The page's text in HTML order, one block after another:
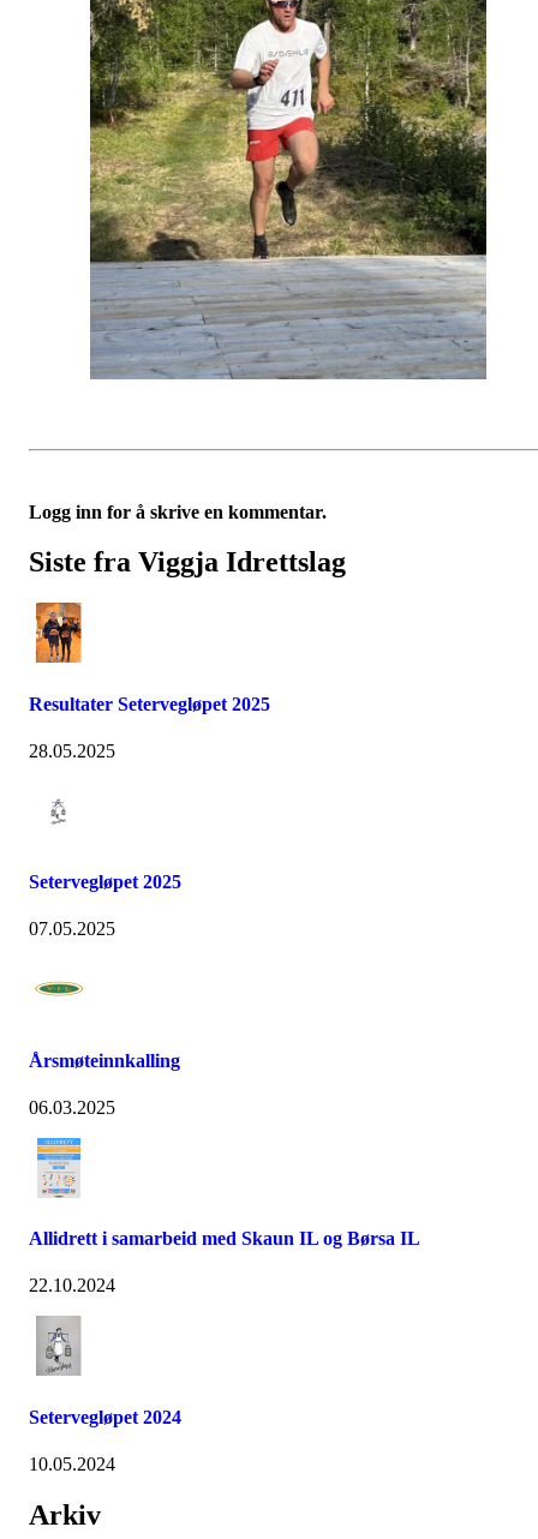
Logg inn for å skrive en kommentar.
Siste fra Viggja Idrettslag
Resultater Setervegløpet 2025
28.05.2025
Setervegløpet 2025
07.05.2025
Årsmøteinnkalling
06.03.2025
Allidrett i samarbeid med Skaun IL og Børsa IL
22.10.2024
Setervegløpet 2024
10.05.2024
Arkiv